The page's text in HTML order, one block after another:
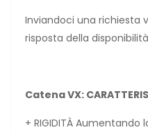
Inviandoci una richiesta
risposta della
Catena VX:
+ RIGIDITÀ